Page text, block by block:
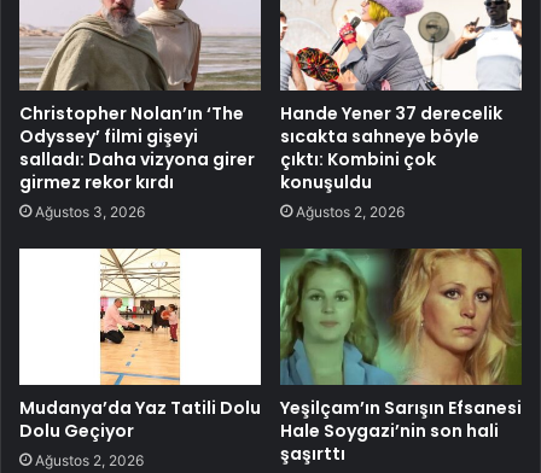
Christopher Nolan’ın ‘The
Odyssey’ filmi gişeyi
salladı: Daha vizyona girer
girmez rekor kırdı
Ağustos 3, 2026
Hande Yener 37 derecelik
sıcakta sahneye böyle
çıktı: Kombini çok
konuşuldu
Ağustos 2, 2026
Mudanya’da Yaz Tatili Dolu
Dolu Geçiyor
Ağustos 2, 2026
Yeşilçam’ın Sarışın Efsanesi
Hale Soygazi’nin son hali
şaşırttı